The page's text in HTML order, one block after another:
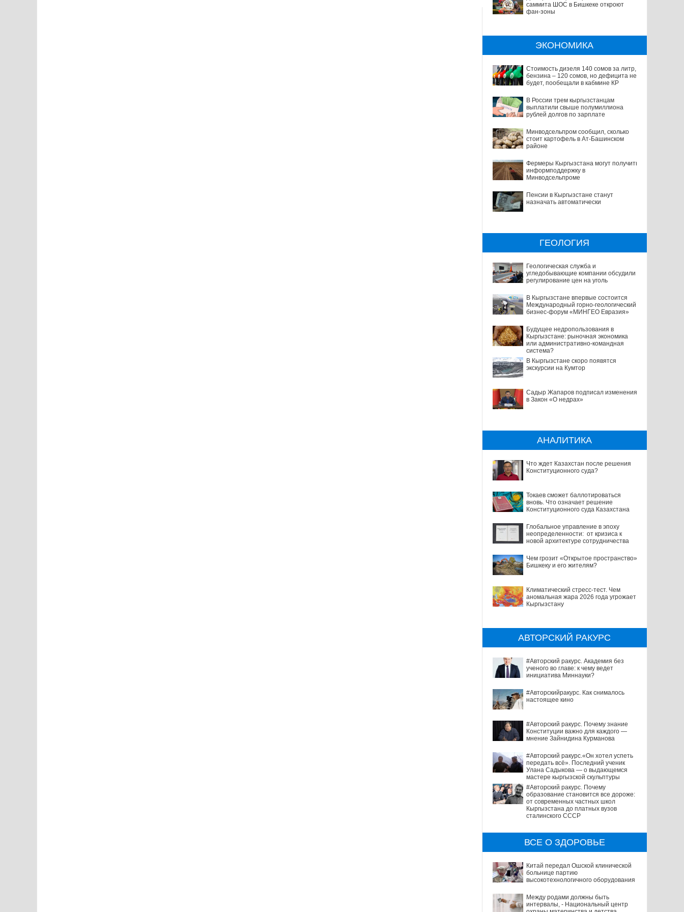
саммита ШОС в Бишкеке откроют
фан-зоны
ЭКОНОМИКА
Стоимость дизеля 140 сомов за литр,
бензина – 120 сомов, но дефицита не
будет, пообещали в кабмине КР
В России трем кыргызстанцам
выплатили свыше полумиллиона
рублей долгов по зарплате
Минводсельпром сообщил, сколько
стоит картофель в Ат-Башинском
районе
Фермеры Кыргызстана могут получить
информподдержку в
Минводсельпроме
Пенсии в Кыргызстане станут
назначать автоматически
ГЕОЛОГИЯ
Геологическая служба и
угледобывающие компании обсудили
регулирование цен на уголь
В Кыргызстане впервые состоится
Международный горно-геологический
бизнес-форум «МИНГЕО Евразия»
Будущее недропользования в
Кыргызстане: рыночная экономика
или административно-командная
система?
В Кыргызстане скоро появятся
экскурсии на Кумтор
Садыр Жапаров подписал изменения
в Закон «О недрах»
АНАЛИТИКА
Что ждет Казахстан после решения
Конституционного суда?
Токаев сможет баллотироваться
вновь. Что означает решение
Конституционного суда Казахстана
Глобальное управление в эпоху
неопределенности: от кризиса к
новой архитектуре сотрудничества
Чем грозит «Открытое пространство»
Бишкеку и его жителям?
Климатический стресс-тест. Чем
аномальная жара 2026 года угрожает
Кыргызстану
АВТОРСКИЙ РАКУРС
#Авторский ракурс. Академия без
ученого во главе: к чему ведет
инициатива Миннауки?
#Авторскийракурс. Как снималось
настоящее кино
#Авторский ракурс. Почему знание
Конституции важно для каждого —
мнение Зайнидина Курманова
#Авторский ракурс.«Он хотел успеть
передать всё». Последний ученик
Улана Садыкова — о выдающемся
мастере кыргызской скульптуры
#Авторский ракурс. Почему
образование становится все дороже:
от современных частных школ
Кыргызстана до платных вузов
сталинского СССР
ВСЕ О ЗДОРОВЬЕ
Китай передал Ошской клинической
больнице партию
высокотехнологичного оборудования
Между родами должны быть
интервалы, - Национальный центр